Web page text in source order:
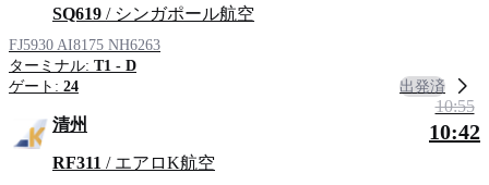
SQ619 / シンガポール航空
FJ5930 AI8175 NH6263
ターミナル: T1 - D
ゲート: 24 出発済
清州
RF311 / エアロK航空
10:55
10:42